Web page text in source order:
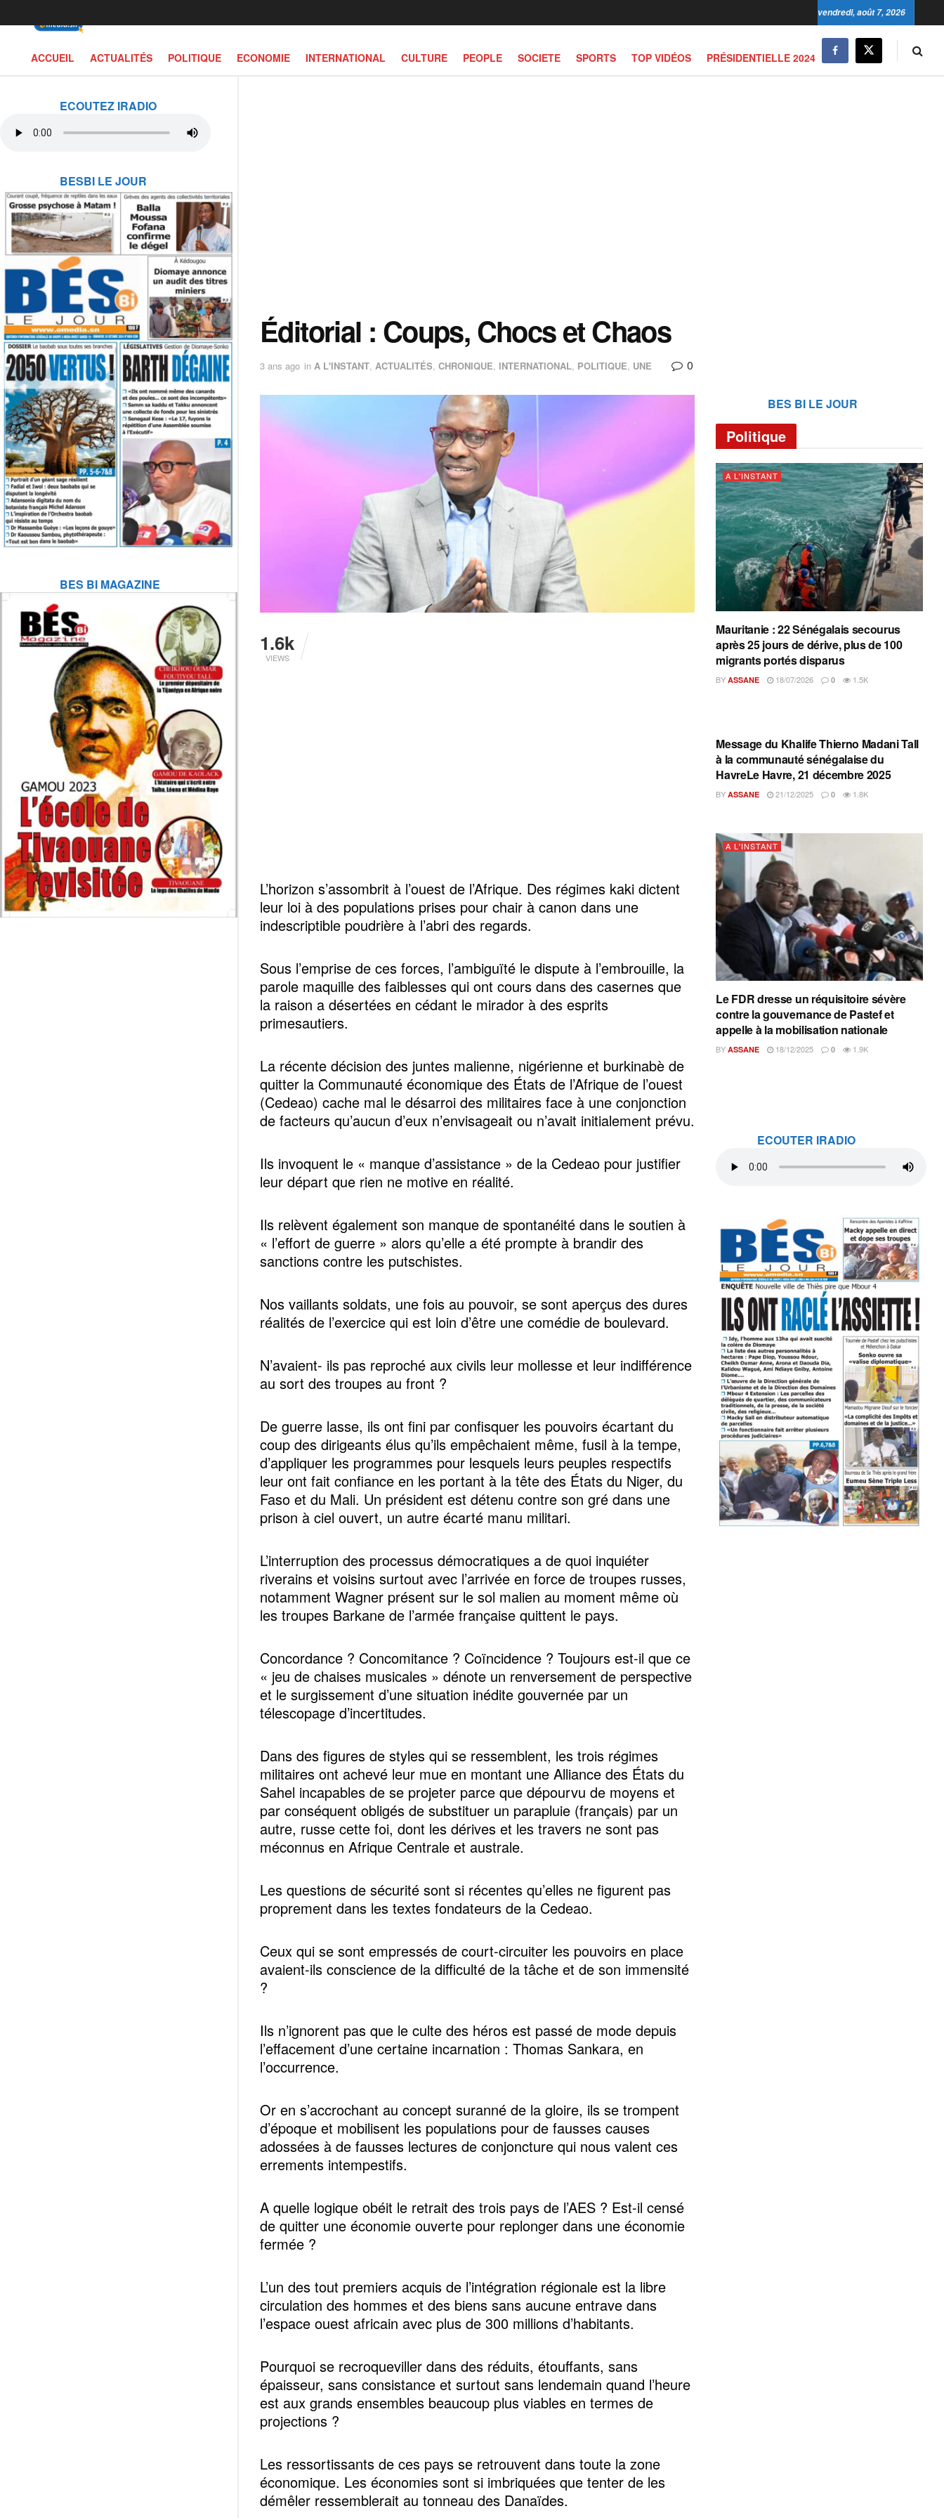
ECOUTEZ IRADIO
BESBI LE JOUR
BES BI MAGAZINE
vendredi, août 7, 2026
ACCUEIL ACTUALITÉS POLITIQUE ECONOMIE INTERNATIONAL CULTURE PEOPLE SOCIETE SPORTS TOP VIDÉOS PRÉSIDENTIELLE 2024
Éditorial : Coups, Chocs et Chaos
3 ans ago in A L'INSTANT, ACTUALITÉS, CHRONIQUE, INTERNATIONAL, POLITIQUE, UNE 0
1.6k
VIEWS
L’horizon s’assombrit à l’ouest de l’Afrique. Des régimes kaki dictent
leur loi à des populations prises pour chair à canon dans une
indescriptible poudrière à l’abri des regards.
Sous l’emprise de ces forces, l’ambiguïté le dispute à l’embrouille, la
parole maquille des faiblesses qui ont cours dans des casernes que
la raison a désertées en cédant le mirador à des esprits
primesautiers.
La récente décision des juntes malienne, nigérienne et burkinabè de
quitter la Communauté économique des États de l’Afrique de l’ouest
(Cedeao) cache mal le désarroi des militaires face à une conjonction
de facteurs qu’aucun d’eux n’envisageait ou n’avait initialement prévu.
Ils invoquent le « manque d’assistance » de la Cedeao pour justifier
leur départ que rien ne motive en réalité.
Ils relèvent également son manque de spontanéité dans le soutien à
« l’effort de guerre » alors qu’elle a été prompte à brandir des
sanctions contre les putschistes.
Nos vaillants soldats, une fois au pouvoir, se sont aperçus des dures
réalités de l’exercice qui est loin d’être une comédie de boulevard.
N’avaient- ils pas reproché aux civils leur mollesse et leur indifférence
au sort des troupes au front ?
De guerre lasse, ils ont fini par confisquer les pouvoirs écartant du
coup des dirigeants élus qu’ils empêchaient même, fusil à la tempe,
d’appliquer les programmes pour lesquels leurs peuples respectifs
leur ont fait confiance en les portant à la tête des États du Niger, du
Faso et du Mali. Un président est détenu contre son gré dans une
prison à ciel ouvert, un autre écarté manu militari.
L’interruption des processus démocratiques a de quoi inquiéter
riverains et voisins surtout avec l’arrivée en force de troupes russes,
notamment Wagner présent sur le sol malien au moment même où
les troupes Barkane de l’armée française quittent le pays.
Concordance ? Concomitance ? Coïncidence ? Toujours est-il que ce
« jeu de chaises musicales » dénote un renversement de perspective
et le surgissement d’une situation inédite gouvernée par un
télescopage d’incertitudes.
Dans des figures de styles qui se ressemblent, les trois régimes
militaires ont achevé leur mue en montant une Alliance des États du
Sahel incapables de se projeter parce que dépourvu de moyens et
par conséquent obligés de substituer un parapluie (français) par un
autre, russe cette foi, dont les dérives et les travers ne sont pas
méconnus en Afrique Centrale et australe.
Les questions de sécurité sont si récentes qu’elles ne figurent pas
proprement dans les textes fondateurs de la Cedeao.
Ceux qui se sont empressés de court-circuiter les pouvoirs en place
avaient-ils conscience de la difficulté de la tâche et de son immensité
?
Ils n’ignorent pas que le culte des héros est passé de mode depuis
l’effacement d’une certaine incarnation : Thomas Sankara, en
l’occurrence.
Or en s’accrochant au concept suranné de la gloire, ils se trompent
d’époque et mobilisent les populations pour de fausses causes
adossées à de fausses lectures de conjoncture qui nous valent ces
errements intempestifs.
A quelle logique obéit le retrait des trois pays de l’AES ? Est-il censé
de quitter une économie ouverte pour replonger dans une économie
fermée ?
L’un des tout premiers acquis de l’intégration régionale est la libre
circulation des hommes et des biens sans aucune entrave dans
l’espace ouest africain avec plus de 300 millions d’habitants.
Pourquoi se recroqueviller dans des réduits, étouffants, sans
épaisseur, sans consistance et surtout sans lendemain quand l’heure
est aux grands ensembles beaucoup plus viables en termes de
projections ?
Les ressortissants de ces pays se retrouvent dans toute la zone
économique. Les économies sont si imbriquées que tenter de les
démêler ressemblerait au tonneau des Danaïdes.
BES BI LE JOUR
Politique
A L'INSTANT
Mauritanie : 22 Sénégalais secourus
après 25 jours de dérive, plus de 100
migrants portés disparus
BY ASSANE 18/07/2026 0 1.5K
A L'INSTANT
Message du Khalife Thierno Madani Tall
à la communauté sénégalaise du
HavreLe Havre, 21 décembre 2025
BY ASSANE 21/12/2025 0 1.8K
A L'INSTANT
Le FDR dresse un réquisitoire sévère
contre la gouvernance de Pastef et
appelle à la mobilisation nationale
BY ASSANE 18/12/2025 0 1.9K
ECOUTER IRADIO